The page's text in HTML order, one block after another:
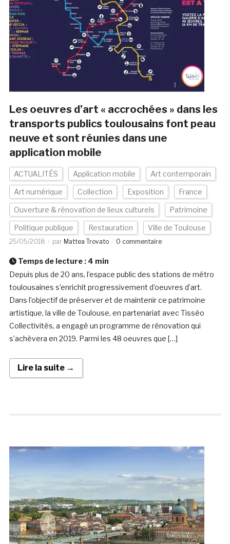
Les oeuvres d’art « accrochées » dans les
transports publics toulousains font peau
neuve et sont réunies dans une
application mobile
ACTUALITÉS Application mobile Art contemporain
Art numérique Collection Exposition France
Ouverture & rénovation de lieux culturels Patrimoine
Politique publique Restauration Ville de Toulouse
25/05/2018 par Mattea Trovato 0 commentaire
Temps de lecture : 4 min
Depuis plus de 20 ans, l’espace public des stations de métro
toulousaines s’enrichit progressivement d’oeuvres d’art.
Dans l’objectif de préserver et de maintenir ce patrimoine
artistique, la ville de Toulouse, en partenariat avec Tisséo
Collectivités, a engagé un programme de rénovation qui
s’achèvera en 2019. Parmi les 48 oeuvres que […]
Lire la suite →